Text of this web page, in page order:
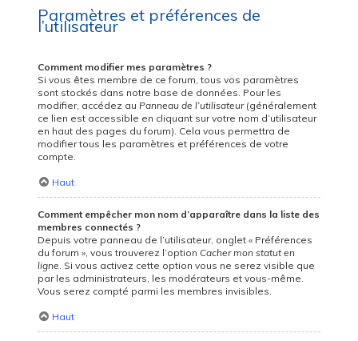
Paramètres et préférences de
l’utilisateur
Comment modifier mes paramètres ?
Si vous êtes membre de ce forum, tous vos paramètres
sont stockés dans notre base de données. Pour les
modifier, accédez au Panneau de l’utilisateur(généralement
ce lien est accessible en cliquant sur votre nom d’utilisateur
en haut des pages du forum). Cela vous permettra de
modifier tous les paramètres et préférences de votre
compte.
Haut
Comment empêcher mon nom d’apparaître dans la liste des
membres connectés ?
Depuis votre panneau de l’utilisateur, onglet « Préférences
du forum », vous trouverez l’optionCacher mon statut en
ligne . Si vous activez cette option vous ne serez visible que
par les administrateurs, les modérateurs et vous-même.
Vous serez compté parmi les membres invisibles.
Haut